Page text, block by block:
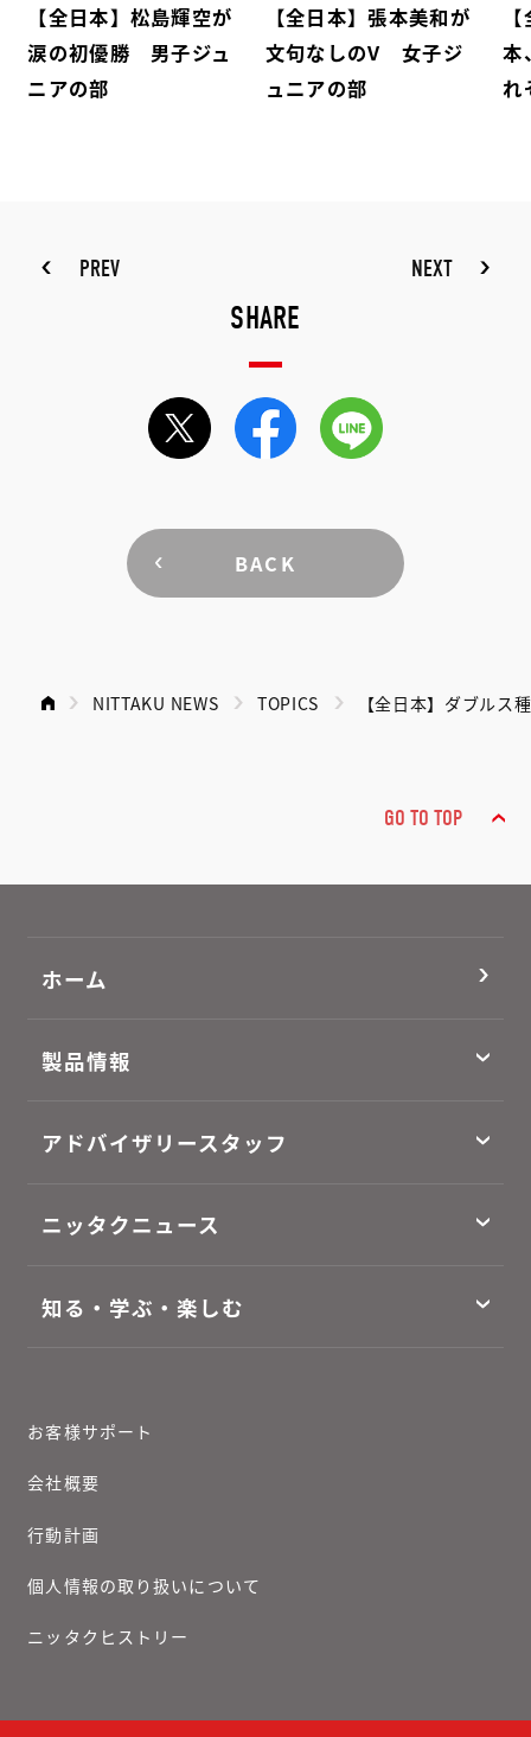
【全日本】松島輝空が
涙の初優勝 男子ジュ
ニアの部
【全日本】張本美和が
文句なしのV 女子ジ
ュニアの部
本
れ
PREV NEXT
SHARE
BACK
NITTAKU NEWS TOPICS 【全日本】ダブルス
GO TO TOP
ホーム
製品情報
アドバイザリースタッフ
ニッタクニュース
知る・学ぶ・楽しむ
お客様サポート
会社概要
行動計画
個人情報の取り扱いについて
ニッタクヒストリー